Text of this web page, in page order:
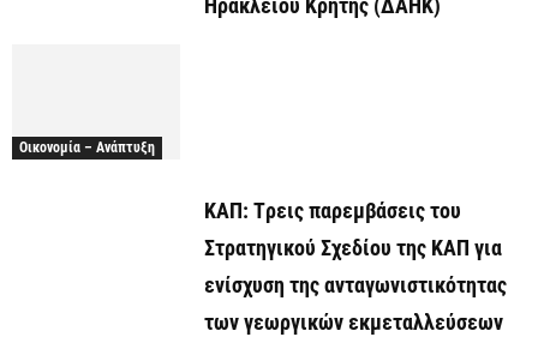
Ηρακλείου Κρήτης (ΔΑΗΚ)
Οικονομία – Ανάπτυξη
ΚΑΠ: Tρεις παρεμβάσεις του
Στρατηγικού Σχεδίου της ΚΑΠ για
ενίσχυση της ανταγωνιστικότητας
των γεωργικών εκμεταλλεύσεων